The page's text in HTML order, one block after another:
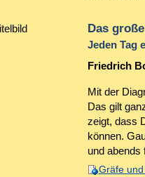
Das
Jeden Tag
Friedrich
Mit der
Das gilt
zeigt, dass
können.
und abends
Gräfe